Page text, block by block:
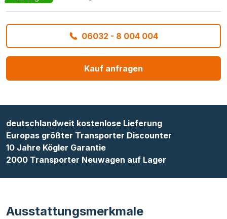
06032 - 8 004 004
Kauf anfragen
deutschlandweit kostenlose Lieferung
Europas größter Transporter Discounter
10 Jahre Kögler Garantie
2000 Transporter Neuwagen auf Lager
Ausstattungsmerkmale